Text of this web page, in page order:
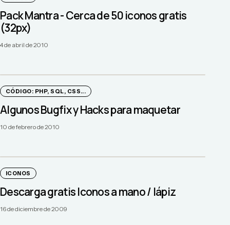
Pack Mantra - Cerca de 50 iconos gratis
(32px)
4 de abril de 2010
CÓDIGO: PHP, SQL, CSS...
Algunos Bugfix y Hacks para maquetar
10 de febrero de 2010
ICONOS
Descarga gratis Iconos a mano / lápiz
16 de diciembre de 2009